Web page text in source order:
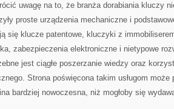
uwagę na to, że branża dorabiania kluczy
proste urządzenia mechaniczne i
się klucze patentowe, kluczyki z
zabezpieczenia elektroniczne i nietypowe
jest ciągłe poszerzanie wiedzy oraz
Strona poświęcona takim usługom może
bardziej nowoczesna, niż mogłoby się